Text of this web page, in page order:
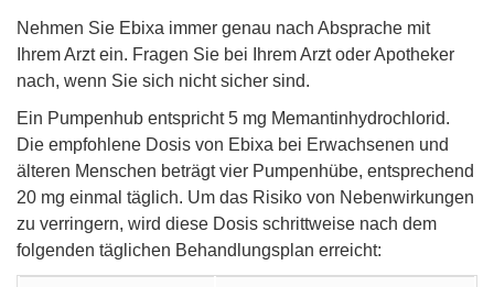
Nehmen Sie Ebixa immer genau nach Absprache mit
Ihrem Arzt ein. Fragen Sie bei Ihrem Arzt oder Apotheker
nach, wenn Sie sich nicht sicher sind.
Ein Pumpenhub entspricht 5 mg Memantinhydrochlorid.
Die empfohlene Dosis von Ebixa bei Erwachsenen und
älteren Menschen beträgt vier Pumpenhübe, entsprechend
20 mg einmal täglich. Um das Risiko von Nebenwirkungen
zu verringern, wird diese Dosis schrittweise nach dem
folgenden täglichen Behandlungsplan erreicht: